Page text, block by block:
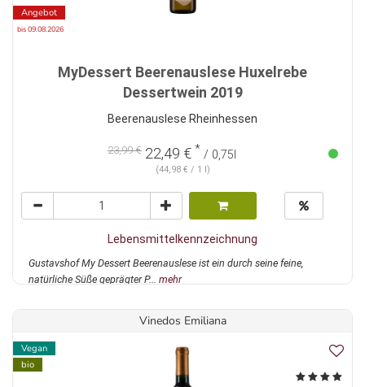
Angebot
bis 09.08.2026
MyDessert Beerenauslese Huxelrebe
Dessertwein 2019
Beerenauslese Rheinhessen
23,99 € 22,49 € * / 0,75l
(44,98 € / 1 l)
Lebensmittelkennzeichnung
Gustavshof My Dessert Beerenauslese ist ein durch seine feine,
natürliche Süße geprägter P... mehr
Vinedos Emiliana
Vegan
bio